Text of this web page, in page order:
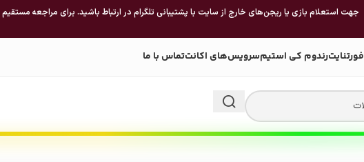
جهت استعلام بازی یا ریجن‌های خارج از سایت با پشتیبانی تلگرام در ارتباط باشید. برای مراجعه مستقیم
فورتنایترندوم کی استیمسرویس‌های اکانتتماس با ما